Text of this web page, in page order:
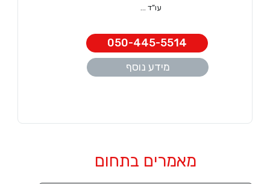
עו”ד ...
050-445-5514
מידע נוסף
מאמרים בתחום